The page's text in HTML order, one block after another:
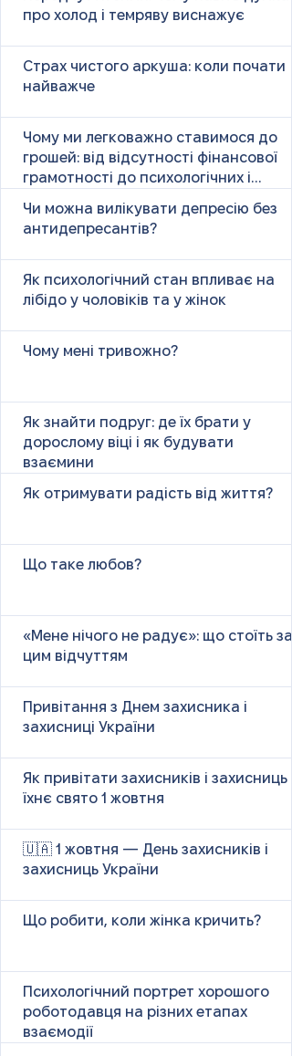
про холод і темряву виснажує
Страх чистого аркуша: коли почати
найважче
Чому ми легковажно ставимося до
грошей: від відсутності фінансової
грамотності до психологічних і
Чи можна вилікувати депресію без
антидепресантів?
Як психологічний стан впливає на
лібідо у чоловіків та у жінок
Чому мені тривожно?
Як знайти подруг: де їх брати у
дорослому віці і як будувати
взаємини
Як отримувати радість від життя?
Що таке любов?
«Мене нічого не радує»: що стоїть за
цим відчуттям
Привітання з Днем захисника і
захисниці України
Як привітати захисників і захисниць у
їхнє свято 1 жовтня
🇺🇦 1 жовтня — День захисників і
захисниць України
Що робити, коли жінка кричить?
Психологічний портрет хорошого
роботодавця на різних етапах
взаємодії